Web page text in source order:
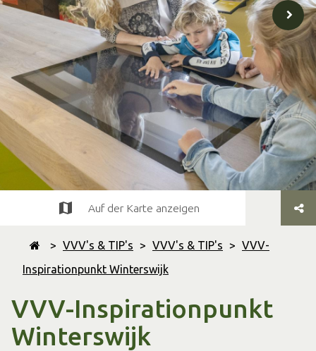
> VVV's & TIP's > VVV's & TIP's > VVV-
Inspirationpunkt Winterswijk
VVV-Inspirationpunkt
Winterswijk
Auf der Karte anzeigen